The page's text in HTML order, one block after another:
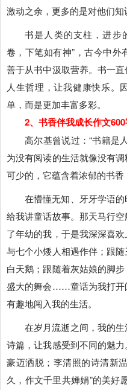
激动之余，更多的是对他们知
书是人类的支柱，进步
卷，下笔如有神”，古今中外
善于从书中汲取营养。书一
人生哲理，让我健康快乐。
单，而是更加丰富多彩。
2、书香伴我成长作文
高尔基曾说过：“书籍是
为没有阅读的生活就像没有
可少的，它蕴含着浓郁的书香
在懵懂无知、牙牙学语
给我讲童话故事。那天马行
了年幼的我，于是我深深喜
与七个小矮人相遇作伴；跟
白天鹅；跟随着灰姑娘的脚
盛大的舞会……童话为我打开
有趣地闯入我的生活。
在岁月流逝之间，我的
诗篇，让我感受到不同的魅
豪迈洒脱；李清照的诗清新
久，作文千里共婵娟”的美好